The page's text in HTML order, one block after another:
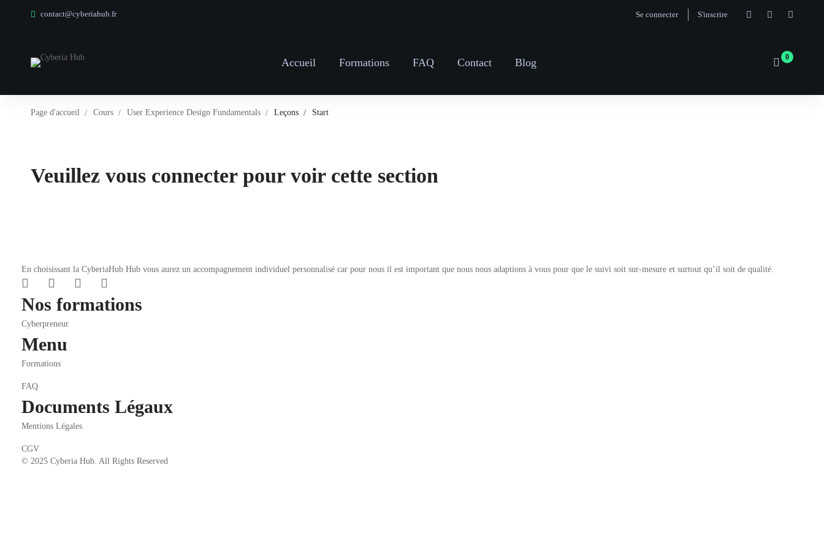
contact@cyberiahub.fr Se connecter S'inscrire
Accueil Formations FAQ Contact Blog
Page d'accueil Cours User Experience Design Fundamentals Leçons Start
Veuillez vous connecter pour voir cette section
En choisissant la CyberiaHub Hub vous aurez un accompagnement individuel personnalisé car pour nous il est important que nous nous adaptions à vous pour que le suivi soit sur-mesure et surtout qu’il soit de qualité.
Nos formations
Cyberpreneur
Menu
Formations
FAQ
Documents Légaux
Mentions Légales
CGV
© 2025 Cyberia Hub. All Rights Reserved